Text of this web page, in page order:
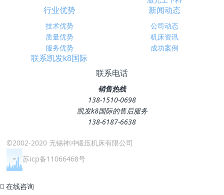
行业优势
技术优势
质量优势
服务优势
新闻动态
公司动态
机床资讯
成功案例
联系凯发k8国际
联系电话
销售热线
138-1510-0698
凯发k8国际的售后服务
138-6187-6638
©2002-2020 无锡神冲锻压机床有限公司
苏icp备11066468号
在线咨询